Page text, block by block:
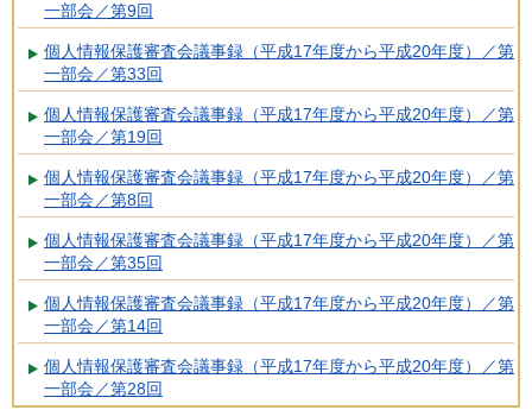
一部会／第9回
個人情報保護審査会議事録（平成17年度から平成20年度）／第
一部会／第33回
個人情報保護審査会議事録（平成17年度から平成20年度）／第
一部会／第19回
個人情報保護審査会議事録（平成17年度から平成20年度）／第
一部会／第8回
個人情報保護審査会議事録（平成17年度から平成20年度）／第
一部会／第35回
個人情報保護審査会議事録（平成17年度から平成20年度）／第
一部会／第14回
個人情報保護審査会議事録（平成17年度から平成20年度）／第
一部会／第28回